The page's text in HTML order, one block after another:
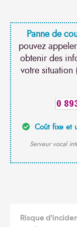
Panne de
pouvez
obtenir des
votre situation
Coût fixe et
Serveur vocal
Risque